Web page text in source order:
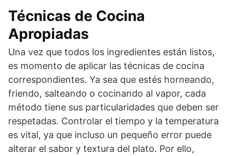
Técnicas de Cocina
Apropiadas
Una vez que todos los ingredientes están listos,
es momento de aplicar las técnicas de cocina
correspondientes. Ya sea que estés horneando,
friendo, salteando o cocinando al vapor, cada
método tiene sus particularidades que deben ser
respetadas. Controlar el tiempo y la temperatura
es vital, ya que incluso un pequeño error puede
alterar el sabor y textura del plato. Por ello,